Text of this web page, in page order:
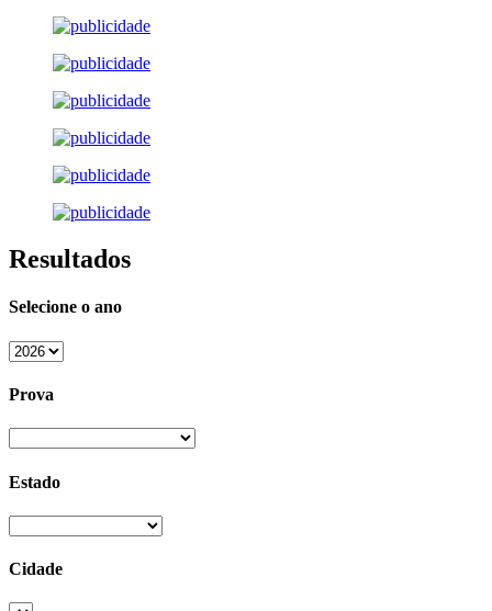
Resultados
Selecione o ano
Prova
Estado
Cidade